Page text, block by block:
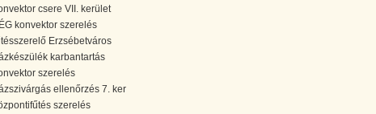
csere VII. kerület
konvektor szerelés
Erzsébetváros
karbantartás
szerelés
ellenőrzés 7. ker
szerelés